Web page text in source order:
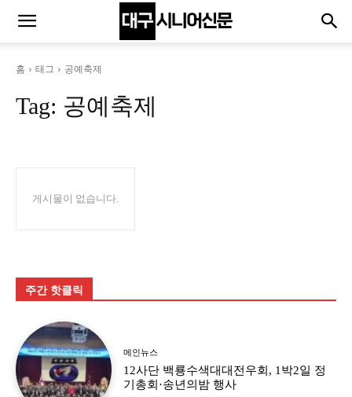
홈 태그 공예축제
Tag: 공예축제
게시물이 없습니다.
주간 핫클릭
메인뉴스
12사단 백룡수색대대전우회, 1박2일 정
기총회·송년의밤 행사